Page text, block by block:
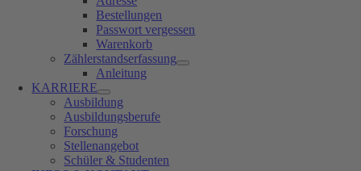
Bestellungen
Passwort vergessen
Warenkorb
Zählerstandserfassung
Anleitung
KARRIERE
Ausbildung
Ausbildungsberufe
Forschung
Stellenangebot
Schüler & Studenten